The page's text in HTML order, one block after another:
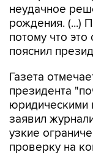
неудачное
рождения. (...)
потому что
пояснил
Газета
президента
юридическими
заявил
узкие
проверку на